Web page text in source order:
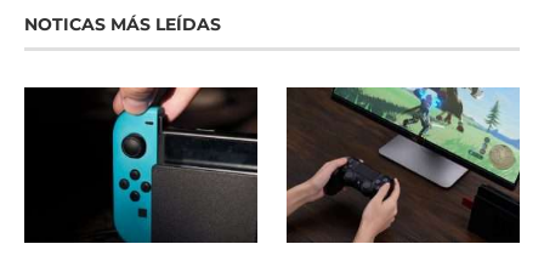
NOTICAS MÁS LEÍDAS